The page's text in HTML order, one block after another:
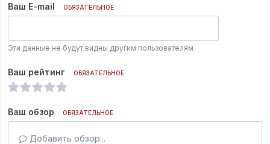
Ваш E-mail ОБЯЗАТЕЛЬНОЕ
Эти данные не будут видны другим пользователям
Ваш рейтинг ОБЯЗАТЕЛЬНОЕ
Ваш обзор ОБЯЗАТЕЛЬНОЕ
Добавить обзор...